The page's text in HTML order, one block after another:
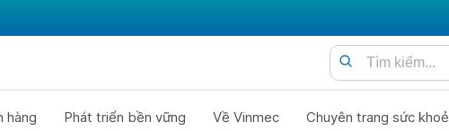
hàng Phát triển bền vững Về Vinmec Chuyên trang sức khoẻ